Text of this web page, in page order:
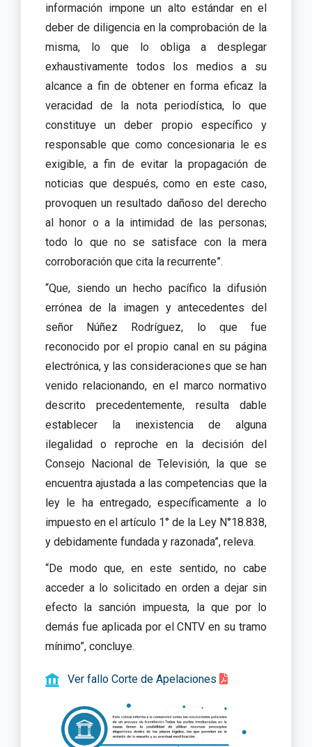
información impone un alto estándar en el
deber de diligencia en la comprobación de la
misma, lo que lo obliga a desplegar
exhaustivamente todos los medios a su
alcance a fin de obtener en forma eficaz la
veracidad de la nota periodística, lo que
constituye un deber propio específico y
responsable que como concesionaria le es
exigible, a fin de evitar la propagación de
noticias que después, como en este caso,
provoquen un resultado dañoso del derecho
al honor o a la intimidad de las personas;
todo lo que no se satisface con la mera
corroboración que cita la recurrente”.
“Que, siendo un hecho pacífico la difusión
errónea de la imagen y antecedentes del
señor Núñez Rodríguez, lo que fue
reconocido por el propio canal en su página
electrónica, y las consideraciones que se han
venido relacionando, en el marco normativo
descrito precedentemente, resulta dable
establecer la inexistencia de alguna
ilegalidad o reproche en la decisión del
Consejo Nacional de Televisión, la que se
encuentra ajustada a las competencias que la
ley le ha entregado, específicamente a lo
impuesto en el artículo 1° de la Ley N°18.838,
y debidamente fundada y razonada”, releva.
“De modo que, en este sentido, no cabe
acceder a lo solicitado en orden a dejar sin
efecto la sanción impuesta, la que por lo
demás fue aplicada por el CNTV en su tramo
mínimo”, concluye.
Ver fallo Corte de Apelaciones